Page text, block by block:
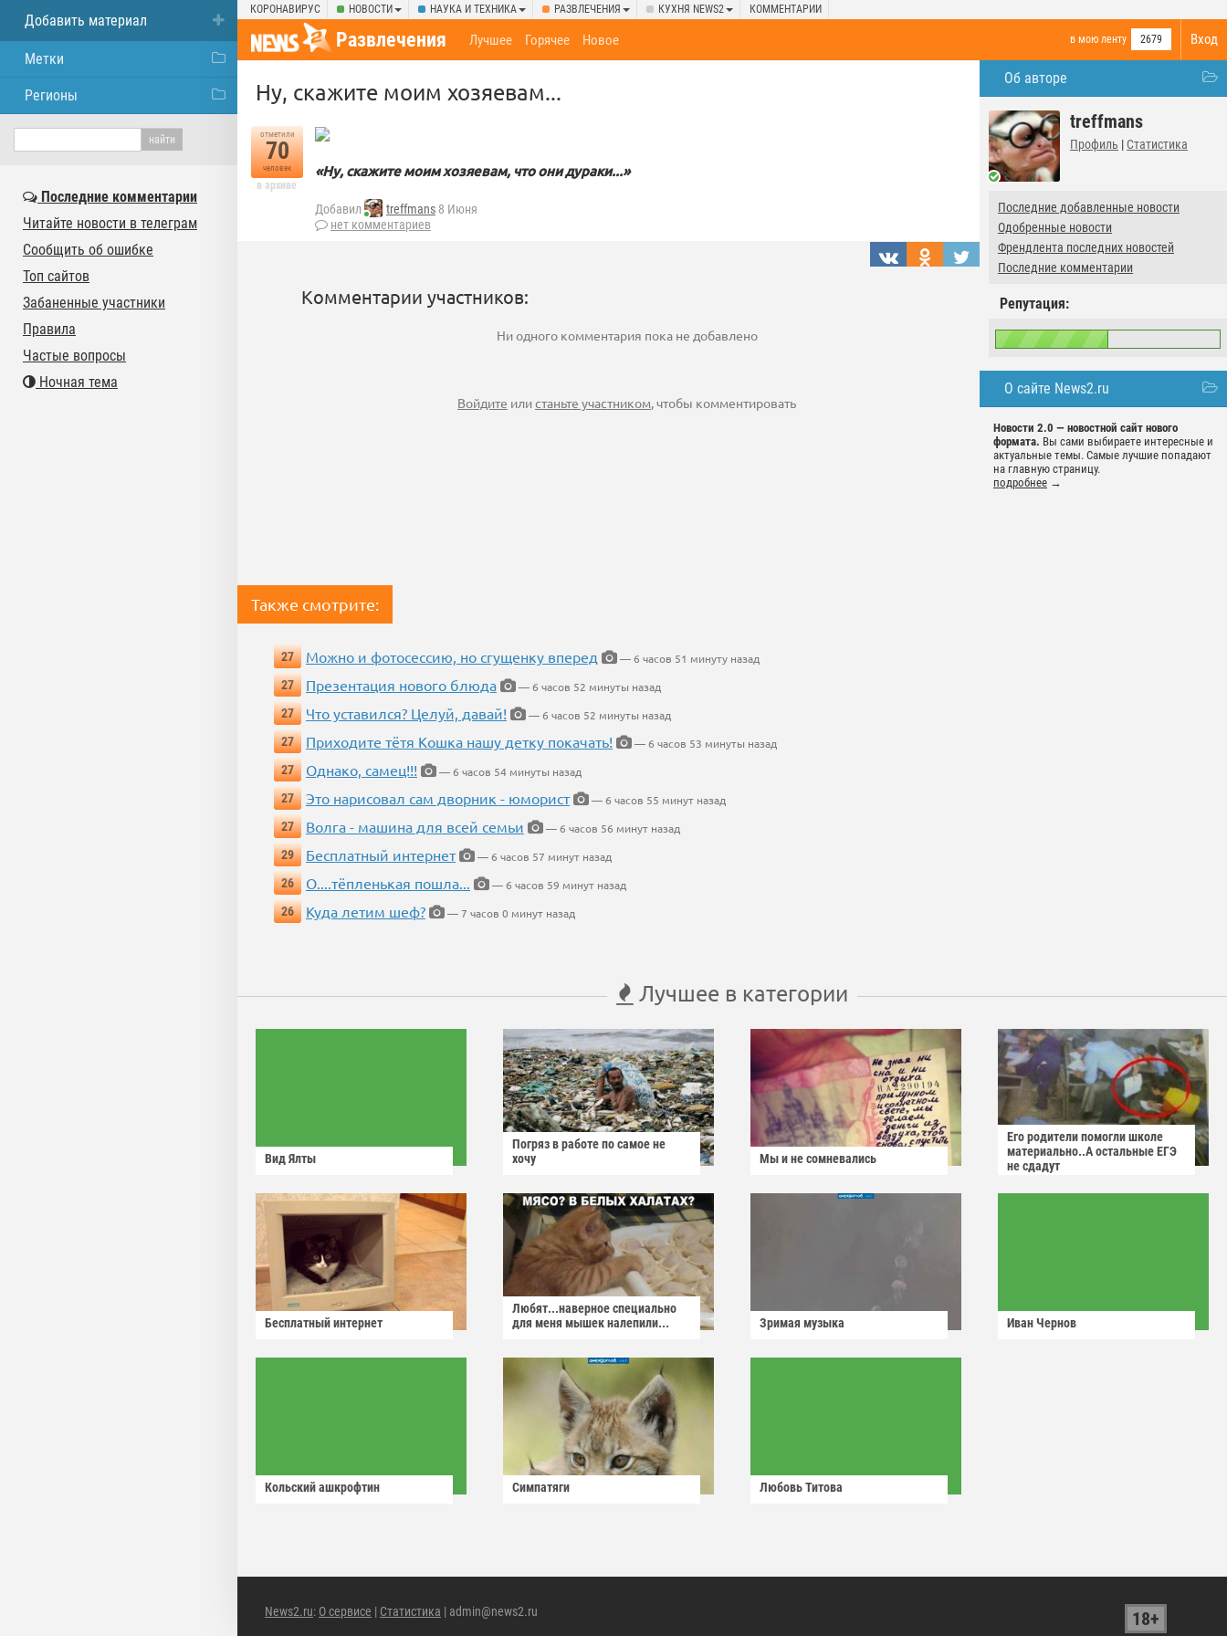
КОРОНАВИРУС НОВОСТИ НАУКА И ТЕХНИКА РАЗВЛЕЧЕНИЯ КУХНЯ NEWS2 КОММЕНТАРИИ
Вход
Развлечения в мою ленту 2679
Лучшее Горячее Новое
Об авторе
treffmans
Профиль | Статистика
Последние добавленные новости
Одобренные новости
Френдлента последних новостей
Последние комментарии
Репутация:
О сайте News2.ru
Новости 2.0 — новостной сайт нового
формата. Вы сами выбираете интересные и
актуальные темы. Самые лучшие попадают
на главную страницу.
подробнее →
Ну, скажите моим хозяевам...
отметили
70
человек
в архиве
«Ну, скажите моим хозяевам, что они дураки...»
Добавил treffmans 8 Июня
нет комментариев
Комментарии участников:
Ни одного комментария пока не добавлено
Войдите илистаньте участником, чтобы комментировать
Также смотрите:
27 Можно и фотосессию, но сгущенку вперед
— 6 часов 51 минуту назад
27
Презентация нового блюда
— 6 часов 52 минуты назад
27
Что уставился? Целуй, давай!
— 6 часов 52 минуты назад
27
Приходите тётя Кошка нашу детку покачать!
— 6 часов 53 минуты назад
27
Однако, самец!!!
— 6 часов 54 минуты назад
27
Это нарисовал сам дворник - юморист
— 6 часов 55 минут назад
27
Волга - машина для всей семьи
— 6 часов 56 минут назад
29
Бесплатный интернет
— 6 часов 57 минут назад
26
О....тёпленькая пошла...
— 6 часов 59 минут назад
26
Куда летим шеф? — 7 часов 0 минут назад
Лучшее в категории
Вид Ялты
Погряз в работе по самое не
хочу
Мы и не сомневались
Его родители помогли школе
материально..А остальные ЕГЭ
не сдадут
Бесплатный интернет
Любят...наверное специально
для меня мышек налепили...
Зримая музыка Иван Чернов
Кольский ашкрофтин Симпатяги Любовь Титова
News2.ru: О сервисе | Статистика | admin@news2.ru 18+
Добавить материал
Метки
Регионы
Последние комментарии
Читайте новости в телеграм
Сообщить об ошибке
Топ сайтов
Забаненные участники
Правила
Частые вопросы
Ночная тема